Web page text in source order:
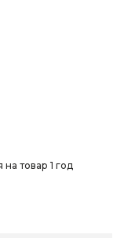
на товар 1 год